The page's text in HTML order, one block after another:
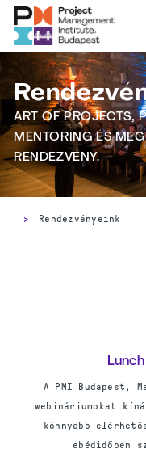
ART OF PROJECTS,
MENTORING ÉS
RENDEZVÉNY.
> Rendezvényeink
A PMI Budapest,
webináriumokat
könnyebb
ebédidőben